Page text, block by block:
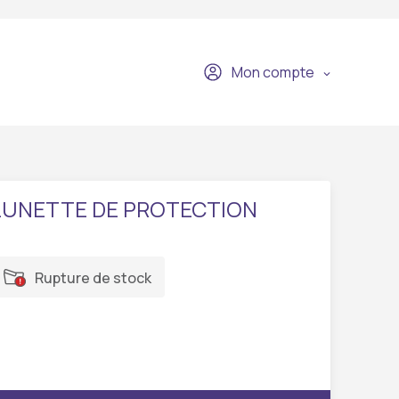
Mon compte
DE PROTECTION
Rupture de stock